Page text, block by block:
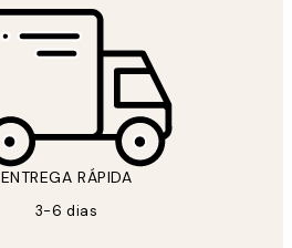
ENTREGA RÁPIDA
3-6 dias